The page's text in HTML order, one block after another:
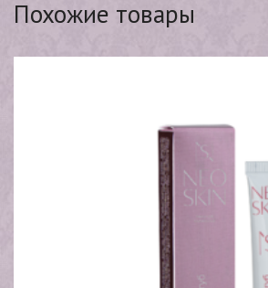
Похожие товары